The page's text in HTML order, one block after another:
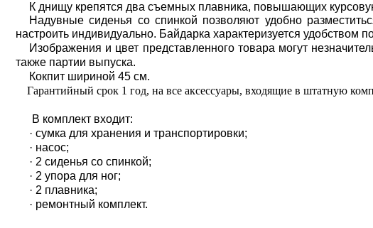
К днищу крепятся два съемных плавника, повышающих
Надувные сиденья со спинкой позволяют удобно
настроить индивидуально. Байдарка характеризуется удобством
Изображения и цвет представленного товара могут
также партии выпуска.
Кокпит шириной 45 см.
Гарантийный срок 1 год, на все аксессуары, входящие в штатную
В комплект входит:
· сумка для хранения и транспортировки;
· насос;
· 2 сиденья со спинкой;
· 2 упора для ног;
· 2 плавника;
· ремонтный комплект.